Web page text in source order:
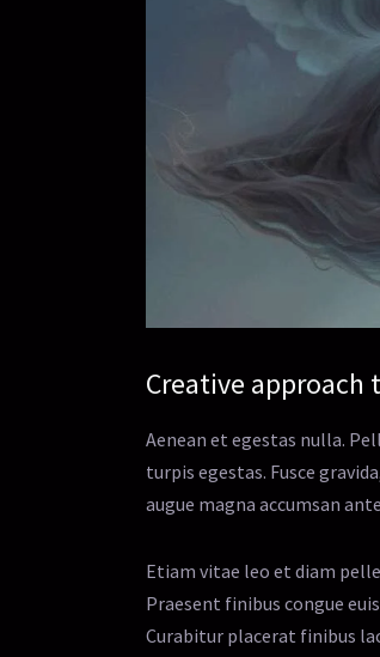
Creative approach
Aenean et egestas nulla.
turpis egestas. Fusce
augue magna accumsan
Etiam vitae leo et diam
Praesent finibus congue
Curabitur placerat finibus